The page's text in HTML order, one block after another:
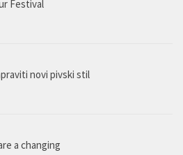
Festival
novi pivski stil
a changing